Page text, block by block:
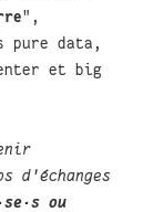
",
pure data,
et big
d'échanges
ou